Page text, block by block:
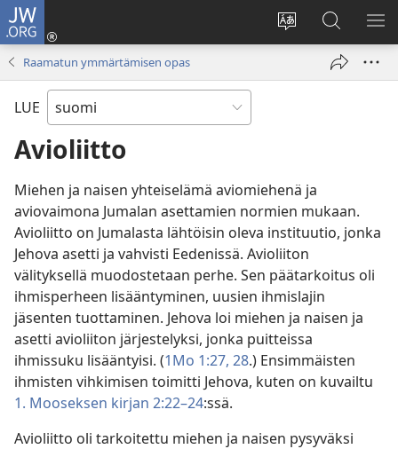
JW.ORG
Vaihda
sivuston
Kirjaudu
(avaa
Hae
JW.ORG-
sivustolta
Raamatun ymmärtämisen opas
LUE
Avioliitto
Miehen ja naisen yhteiselämä aviomiehenä ja
aviovaimona Jumalan asettamien normien mukaan.
Avioliitto on Jumalasta lähtöisin oleva instituutio, jonka
Jehova asetti ja vahvisti Eedenissä. Avioliiton
välityksellä muodostetaan perhe. Sen päätarkoitus oli
ihmisperheen lisääntyminen, uusien ihmislajin
jäsenten tuottaminen. Jehova loi miehen ja naisen ja
asetti avioliiton järjestelyksi, jonka puitteissa
ihmissuku lisääntyisi. (1Mo 1:27, 28.) Ensimmäisten
ihmisten vihkimisen toimitti Jehova, kuten on kuvailtu
1. Mooseksen kirjan 2:22–24:ssä.
Avioliitto oli tarkoitettu miehen ja naisen pysyväksi